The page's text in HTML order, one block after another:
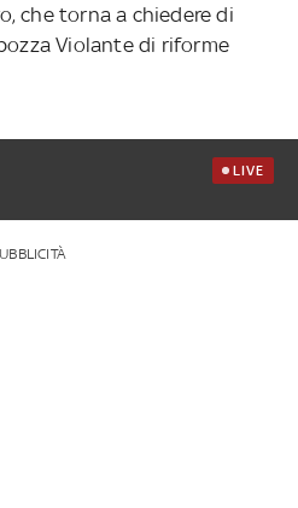
che torna a chiedere di
Violante di riforme
LIVE